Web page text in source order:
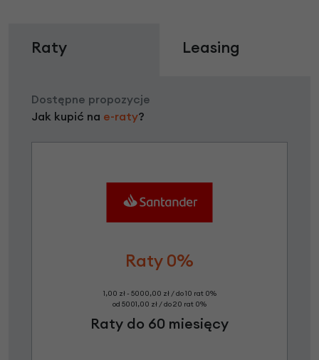
Raty Leasing
Dostępne propozycje
Jak kupić na e-raty?
Raty 0%
1,00 zł - 5000,00 zł / do 10 rat 0%
od 5001,00 zł / do 20 rat 0%
Raty do 60 miesięcy